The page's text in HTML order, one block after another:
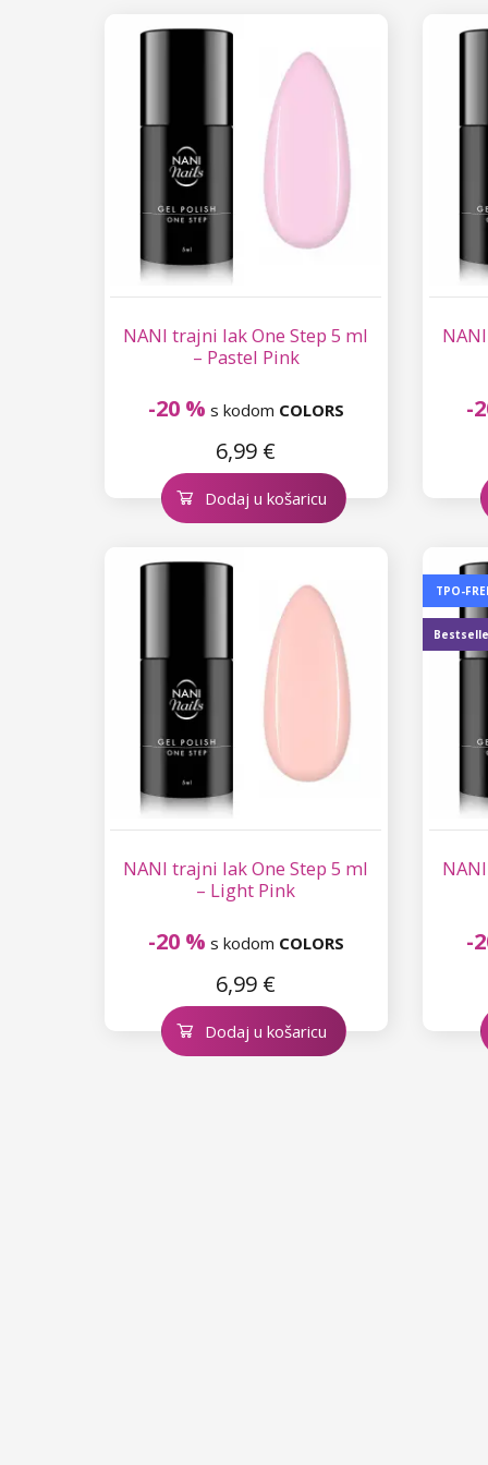
NANI trajni lak One Step 5 ml
– Pastel Pink
-20 % s kodom COLORS
6,99 €
Dodaj u košaricu
-
NANI trajni lak One Step 5 ml
– Light Pink
-20 % s kodom COLORS
6,99 €
Dodaj u košaricu
-
TPO-